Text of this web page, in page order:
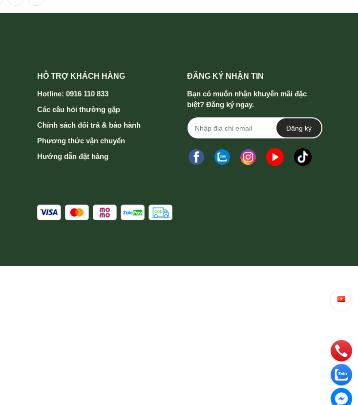
HỖ TRỢ KHÁCH HÀNG
Hotline: 0916 110 833
Các câu hỏi thường gặp
Chính sách đổi trả & bảo hành
Phương thức vận chuyển
Hướng dẫn đặt hàng
ĐĂNG KÝ NHẬN TIN
Bạn có muốn nhận khuyến mãi đặc
biệt? Đăng ký ngay.
Đăng ký